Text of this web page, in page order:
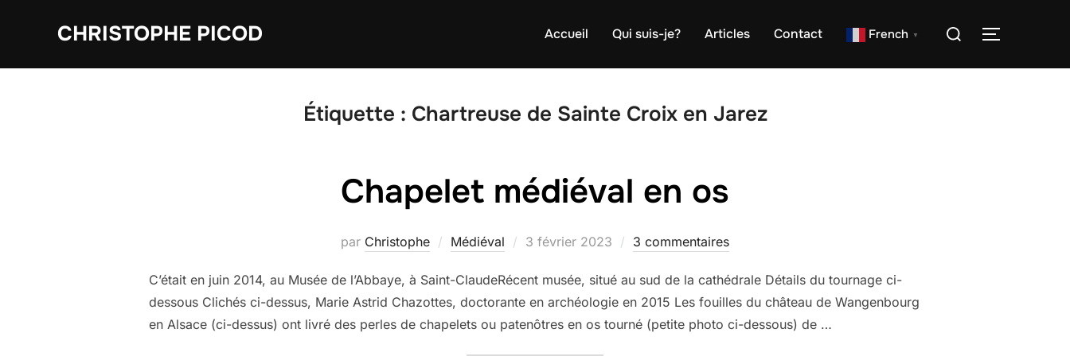
CHRISTOPHE PICOD Accueil Qui suis-je? Articles Contact French ▼
Rechercher :
Étiquette : Chartreuse de Sainte Croix en Jarez
Chapelet médiéval en os
par Christophe Médiéval
Publié
3 février 2023 3 commentaires
C’était en juin 2014, au Musée de l’Abbaye, à Saint-ClaudeRécent musée, situé au sud de la cathédrale Détails du tournage ci-
dessous Clichés ci-dessus, Marie Astrid Chazottes, doctorante en archéologie en 2015 Les fouilles du château de Wangenbourg
en Alsace (ci-dessus) ont livré des perles de chapelets ou patenôtres en os tourné (petite photo ci-dessous) de …